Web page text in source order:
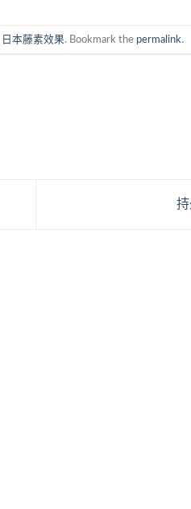
日本藤素效果. Bookmark the permalink.